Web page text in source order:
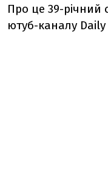
Про це 39-річний
ютуб-каналу